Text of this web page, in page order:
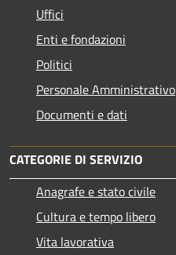
Uffici
Enti e fondazioni
Politici
Personale Amministrativo
Documenti e dati
CATEGORIE DI SERVIZIO
Anagrafe e stato civile
Cultura e tempo libero
Vita lavorativa